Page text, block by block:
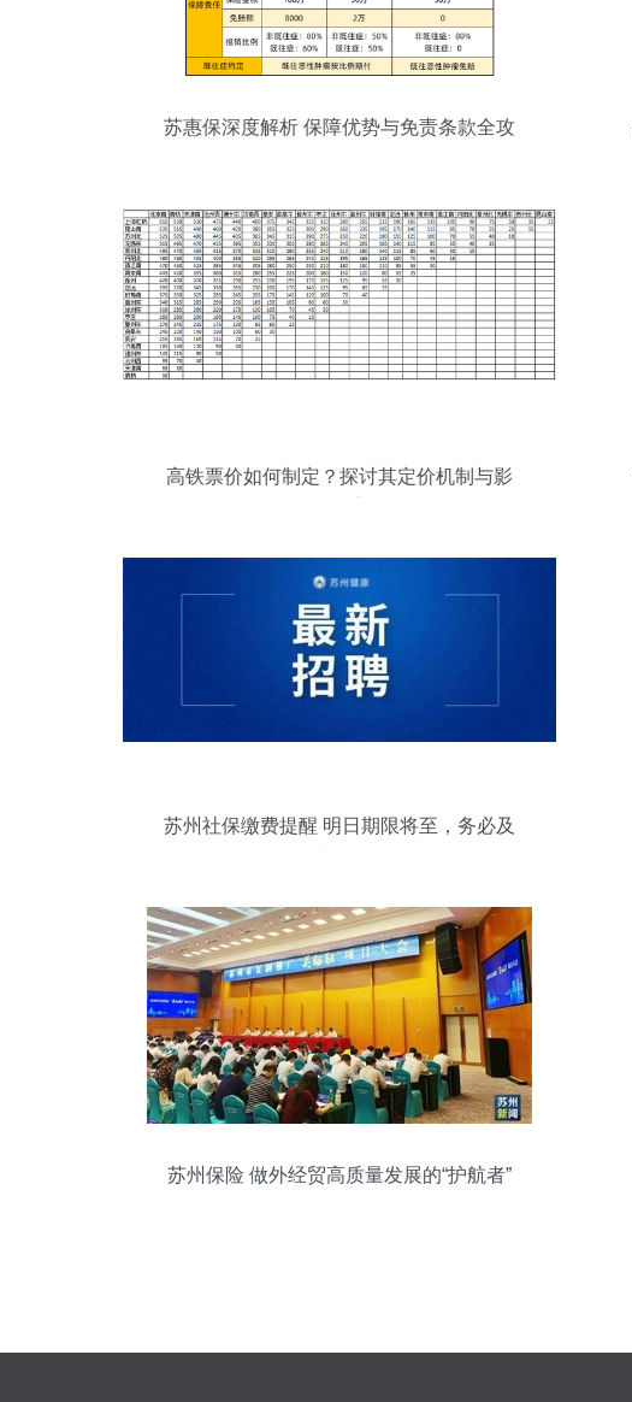
苏惠保深度解析 保障优势与免责条款全攻
高铁票价如何制定？探讨其定价机制与影
苏州社保缴费提醒 明日期限将至，务必及
苏州保险 做外经贸高质量发展的“护航者”